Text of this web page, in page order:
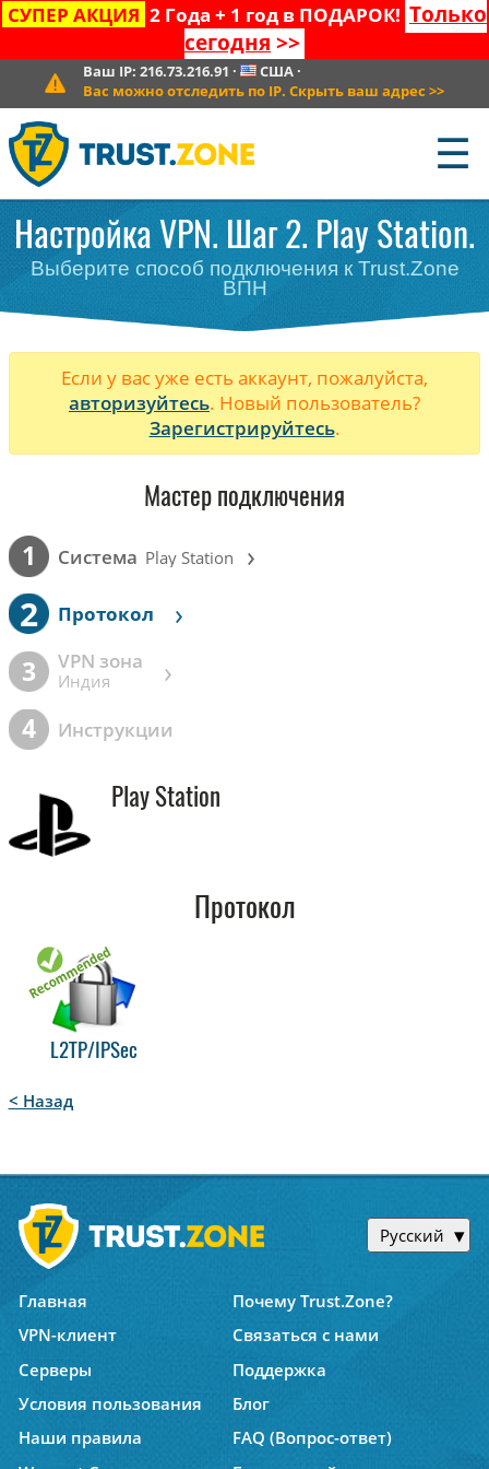
СУПЕР АКЦИЯ 2 Года + 1 год в ПОДАРОК! Только
сегодня >>
Ваш IP: 216.73.216.91 · США·
Вас можно отследить по IP. Скрыть ваш адрес >>
☰
Настройка VPN. Шаг 2. Play Station.
Выберите способ подключения к Trust.Zone
ВПН
Если у вас уже есть аккаунт, пожалуйста,
авторизуйтесь. Новый пользователь?
Зарегистрируйтесь.
Мастер подключения
1 Cистема Play Station ›
2 Протокол ›
3 VPN зона
Индия ›
4 Инструкции
Play Station
Протокол
L2TP/IPSec
< Назад
Русский
Главная
Почему Trust.Zone?
VPN-клиент
Связаться с нами
Серверы
Поддержка
Условия пользования
Блог
Наши правила
FAQ (Вопрос-ответ)